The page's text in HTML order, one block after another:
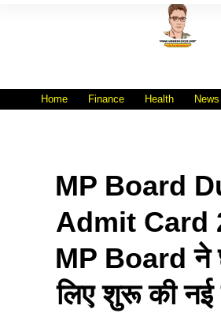
Home Finance Health News
MP Board
Admit Card
MP Board ने
लिए शुरू की नई